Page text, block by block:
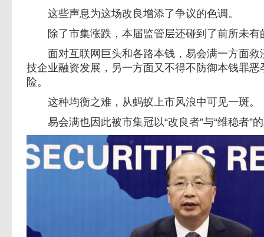
这些声息为这场改良增添了争议的色调。
除了市集涨跌，本届监管层还碰到了前所未有
面对互联网巨头和各路本钱，易会满一方面救
技企业融资发展，另一方面又不得不防御本钱罪
险。
这种均衡之难，从蚂蚁上市风浪中可见一斑。
易会满也因此被市集冠以“改良者”与“维稳者”